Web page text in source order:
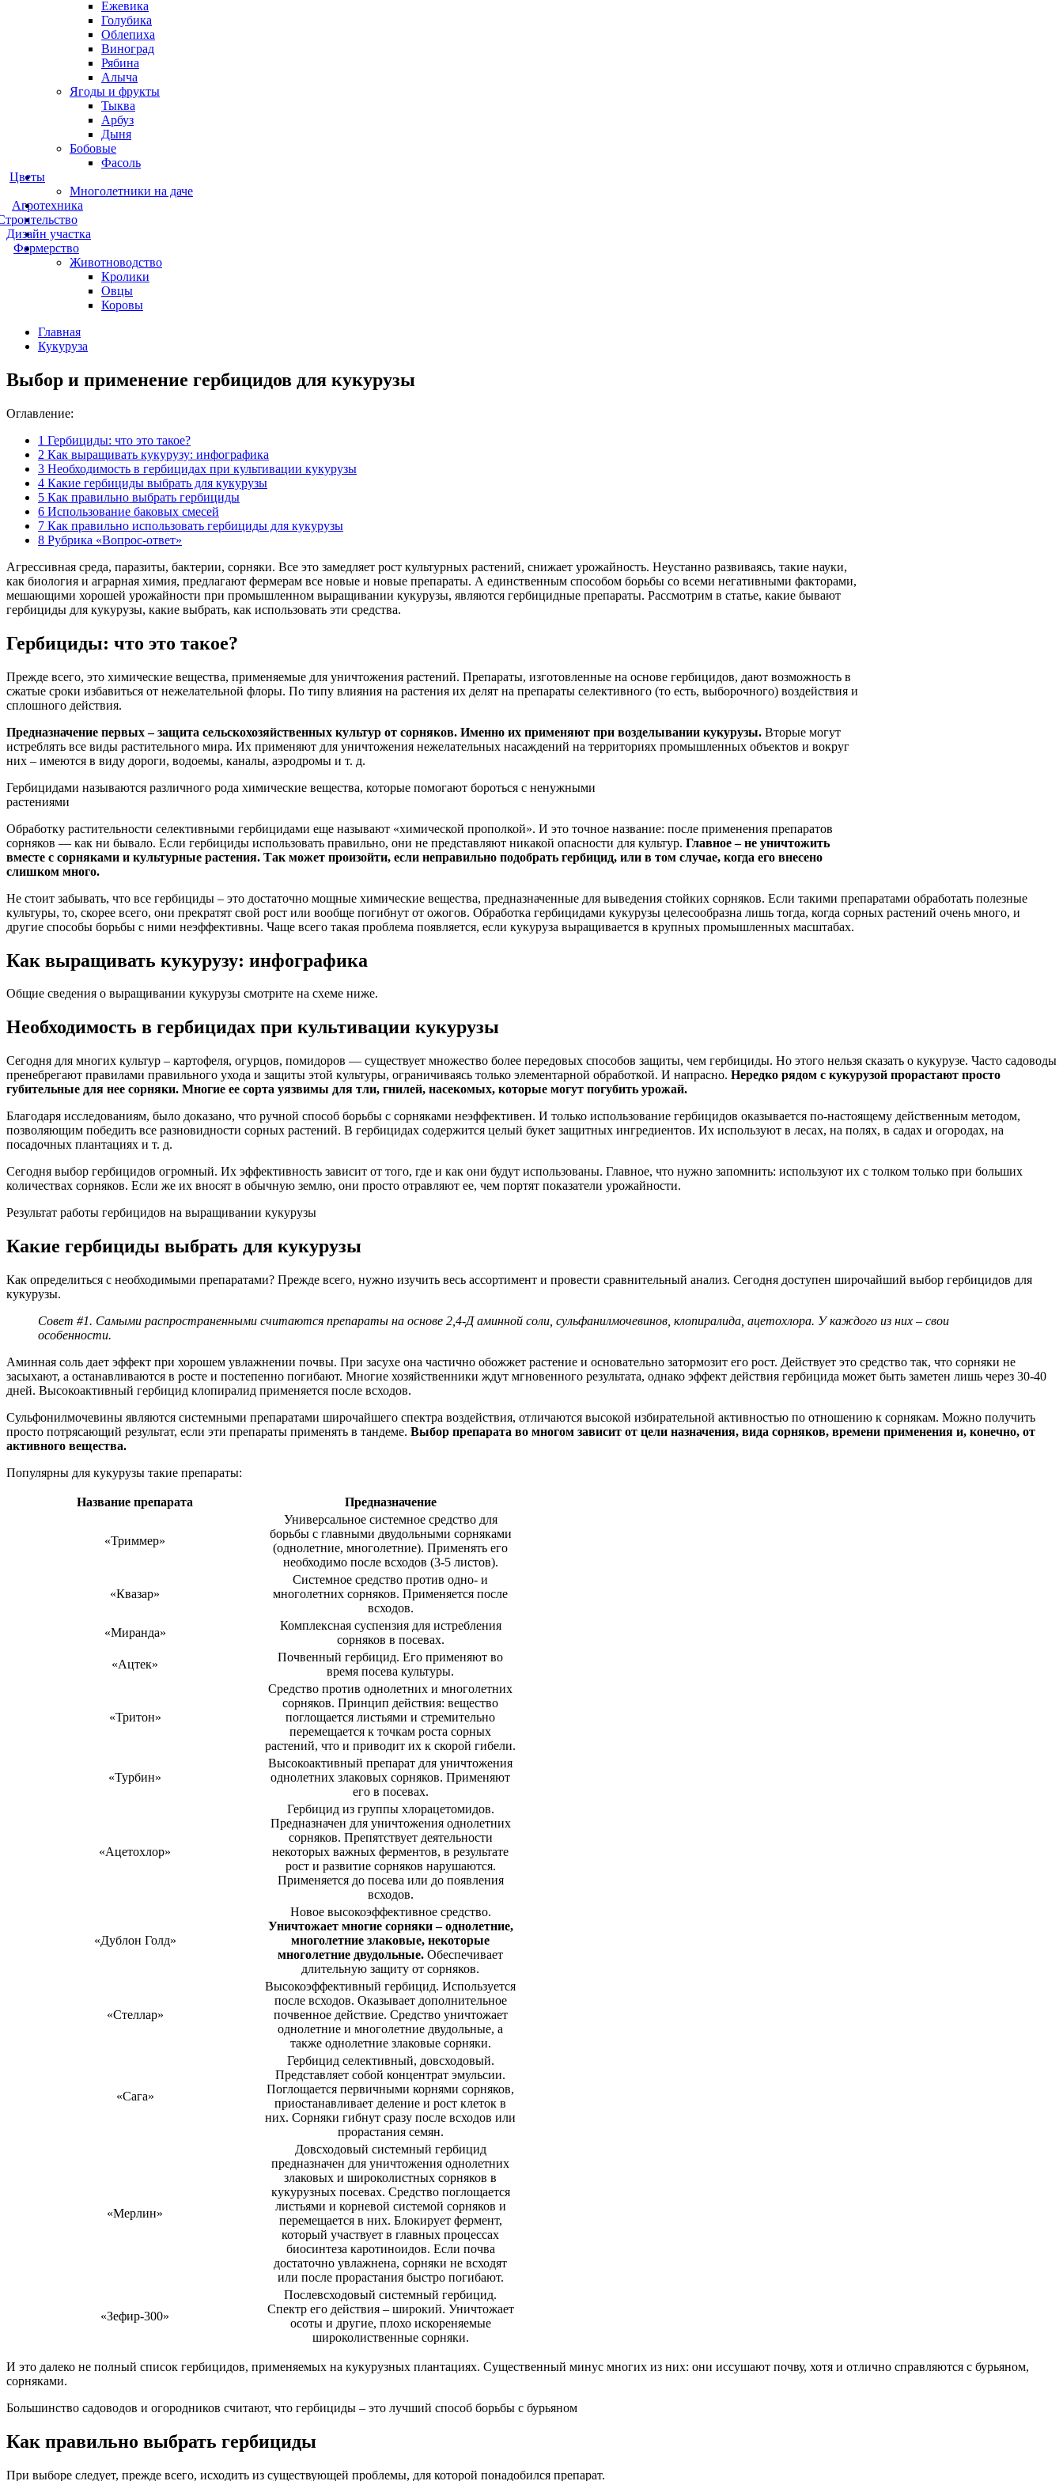
Ежевика
Голубика
Облепиха
Виноград
Рябина
Алыча
Ягоды и фрукты
Тыква
Арбуз
Дыня
Бобовые
Фасоль
Цветы
Многолетники на даче
Агротехника
Дизайн участка
Фермерство
Животноводство
Кролики
Овцы
Коровы
Главная
Кукуруза
Выбор и применение гербицидов для кукурузы
Оглавление:
1 Гербициды: что это такое?
2 Как выращивать кукурузу: инфографика
3 Необходимость в гербицидах при культивации кукурузы
4 Какие гербициды выбрать для кукурузы
5 Как правильно выбрать гербициды
6 Использование баковых смесей
7 Как правильно использовать гербициды для кукурузы
8 Рубрика «Вопрос-ответ»
Агрессивная среда, паразиты, бактерии, сорняки. Все это замедляет рост культурных растений, снижает урожайность. Неустанно развиваясь, такие науки,
как биология и аграрная химия, предлагают фермерам все новые и новые препараты. А единственным способом борьбы со всеми негативными факторами,
мешающими хорошей урожайности при промышленном выращивании кукурузы, являются гербицидные препараты. Рассмотрим в статье, какие бывают
гербициды для кукурузы, какие выбрать, как использовать эти средства.
Гербициды: что это такое?
Прежде всего, это химические вещества, применяемые для уничтожения растений. Препараты, изготовленные на основе гербицидов, дают возможность в
сжатые сроки избавиться от нежелательной флоры. По типу влияния на растения их делят на препараты селективного (то есть, выборочного) воздействия и
сплошного действия.
Предназначение первых – защита сельскохозяйственных культур от сорняков. Именно их применяют при возделывании кукурузы. Вторые могут
истреблять все виды растительного мира. Их применяют для уничтожения нежелательных насаждений на территориях промышленных объектов и вокруг
них – имеются в виду дороги, водоемы, каналы, аэродромы и т. д.
Гербицидами называются различного рода химические вещества, которые помогают бороться с ненужными
растениями
Обработку растительности селективными гербицидами еще называют «химической прополкой». И это точное название: после применения препаратов
сорняков — как ни бывало. Если гербициды использовать правильно, они не представляют никакой опасности для культур. Главное – не уничтожить
вместе с сорняками и культурные растения. Так может произойти, если неправильно подобрать гербицид, или в том случае, когда его внесено
слишком много.
Не стоит забывать, что все гербициды – это достаточно мощные химические вещества, предназначенные для выведения стойких сорняков. Если такими препаратами обработать полезные
культуры, то, скорее всего, они прекратят свой рост или вообще погибнут от ожогов. Обработка гербицидами кукурузы целесообразна лишь тогда, когда сорных растений очень много, и
другие способы борьбы с ними неэффективны. Чаще всего такая проблема появляется, если кукуруза выращивается в крупных промышленных масштабах.
Как выращивать кукурузу: инфографика
Общие сведения о выращивании кукурузы смотрите на схеме ниже.
Необходимость в гербицидах при культивации кукурузы
Сегодня для многих культур – картофеля, огурцов, помидоров — существует множество более передовых способов защиты, чем гербициды. Но этого нельзя сказать о кукурузе. Часто садоводы
пренебрегают правилами правильного ухода и защиты этой культуры, ограничиваясь только элементарной обработкой. И напрасно. Нередко рядом с кукурузой прорастают просто
губительные для нее сорняки. Многие ее сорта уязвимы для тли, гнилей, насекомых, которые могут погубить урожай.
Благодаря исследованиям, было доказано, что ручной способ борьбы с сорняками неэффективен. И только использование гербицидов оказывается по-настоящему действенным методом,
позволяющим победить все разновидности сорных растений. В гербицидах содержится целый букет защитных ингредиентов. Их используют в лесах, на полях, в садах и огородах, на
посадочных плантациях и т. д.
Сегодня выбор гербицидов огромный. Их эффективность зависит от того, где и как они будут использованы. Главное, что нужно запомнить: используют их с толком только при больших
количествах сорняков. Если же их вносят в обычную землю, они просто отравляют ее, чем портят показатели урожайности.
Результат работы гербицидов на выращивании кукурузы
Какие гербициды выбрать для кукурузы
Как определиться с необходимыми препаратами? Прежде всего, нужно изучить весь ассортимент и провести сравнительный анализ. Сегодня доступен широчайший выбор гербицидов для
кукурузы.
Совет #1. Самыми распространенными считаются препараты на основе 2,4-Д аминной соли, сульфанилмочевинов, клопиралида, ацетохлора. У каждого из них – свои
особенности.
Аминная соль дает эффект при хорошем увлажнении почвы. При засухе она частично обожжет растение и основательно затормозит его рост. Действует это средство так, что сорняки не
засыхают, а останавливаются в росте и постепенно погибают. Многие хозяйственники ждут мгновенного результата, однако эффект действия гербицида может быть заметен лишь через 30-40
дней. Высокоактивный гербицид клопиралид применяется после всходов.
Сульфонилмочевины являются системными препаратами широчайшего спектра воздействия, отличаются высокой избирательной активностью по отношению к сорнякам. Можно получить
просто потрясающий результат, если эти препараты применять в тандеме. Выбор препарата во многом зависит от цели назначения, вида сорняков, времени применения и, конечно, от
активного вещества.
Популярны для кукурузы такие препараты:
Название препарата Предназначение
«Триммер»
Универсальное системное средство для
борьбы с главными двудольными сорняками
(однолетние, многолетние). Применять его
необходимо после всходов (3-5 листов).
«Квазар»
Системное средство против одно- и
многолетних сорняков. Применяется после
всходов.
«Миранда»
Комплексная суспензия для истребления
сорняков в посевах.
«Ацтек»
Почвенный гербицид. Его применяют во
время посева культуры.
«Тритон»
Средство против однолетних и многолетних
сорняков. Принцип действия: вещество
поглощается листьями и стремительно
перемещается к точкам роста сорных
растений, что и приводит их к скорой гибели.
«Турбин»
Высокоактивный препарат для уничтожения
однолетних злаковых сорняков. Применяют
его в посевах.
«Ацетохлор»
Гербицид из группы хлорацетомидов.
Предназначен для уничтожения однолетних
сорняков. Препятствует деятельности
некоторых важных ферментов, в результате
рост и развитие сорняков нарушаются.
Применяется до посева или до появления
всходов.
«Дублон Голд»
Новое высокоэффективное средство.
Уничтожает многие сорняки – однолетние,
многолетние злаковые, некоторые
многолетние двудольные. Обеспечивает
длительную защиту от сорняков.
«Стеллар»
Высокоэффективный гербицид. Используется
после всходов. Оказывает дополнительное
почвенное действие. Средство уничтожает
однолетние и многолетние двудольные, а
также однолетние злаковые сорняки.
«Сага»
Гербицид селективный, довсходовый.
Представляет собой концентрат эмульсии.
Поглощается первичными корнями сорняков,
приостанавливает деление и рост клеток в
них. Сорняки гибнут сразу после всходов или
прорастания семян.
«Мерлин»
Довсходовый системный гербицид
предназначен для уничтожения однолетних
злаковых и широколистных сорняков в
кукурузных посевах. Средство поглощается
листьями и корневой системой сорняков и
перемещается в них. Блокирует фермент,
который участвует в главных процессах
биосинтеза каротиноидов. Если почва
достаточно увлажнена, сорняки не всходят
или после прорастания быстро погибают.
«Зефир-300»
Послевсходовый системный гербицид.
Спектр его действия – широкий. Уничтожает
осоты и другие, плохо искореняемые
широколиственные сорняки.
И это далеко не полный список гербицидов, применяемых на кукурузных плантациях. Существенный минус многих из них: они иссушают почву, хотя и отлично справляются с бурьяном,
сорняками.
Большинство садоводов и огородников считают, что гербициды – это лучший способ борьбы с бурьяном
Как правильно выбрать гербициды
При выборе следует, прежде всего, исходить из существующей проблемы, для которой понадобился препарат.